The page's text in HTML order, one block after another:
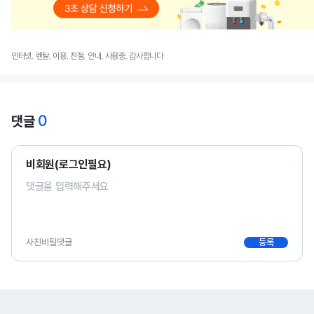
인터넷, 렌탈, 이용, 친절, 안내, 사용중, 감사합니다
댓글 0
비회원(로그인필요)
사진비밀댓글 등록